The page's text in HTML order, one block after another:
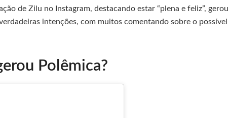
de Zilu no Instagram, destacando estar “plena e feliz”, gerou
intenções, com muitos comentando sobre o possível
Polêmica?